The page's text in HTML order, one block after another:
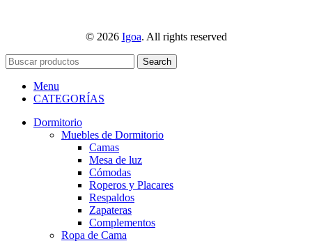
© 2026 Igoa. All rights reserved
Search
Menu
CATEGORÍAS
Dormitorio
Muebles de Dormitorio
Camas
Mesa de luz
Cómodas
Roperos y Placares
Respaldos
Zapateras
Complementos
Ropa de Cama